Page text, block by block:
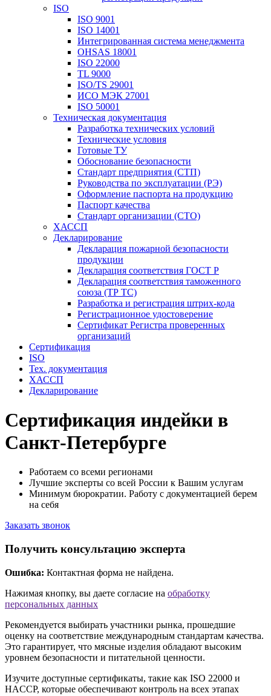
ISO
ISO 9001
ISO 14001
Интегрированная система менеджмента
OHSAS 18001
ISO 22000
TL 9000
ISO/TS 29001
ИСО МЭК 27001
ISO 50001
Техническая документация
Разработка технических условий
Технические условия
Готовые ТУ
Обоснование безопасности
Стандарт предприятия (СТП)
Руководства по эксплуатации (РЭ)
Оформление паспорта на продукцию
Паспорт качества
Стандарт организации (СТО)
ХАССП
Декларирование
Декларация пожарной безопасности
продукции
Декларация соответствия ГОСТ Р
Декларация соответствия таможенного
союза (ТР ТС)
Разработка и регистрация штрих-кода
Регистрационное удостоверение
Сертификат Регистра проверенных
организаций
Сертификация
ISO
Тех. документация
ХАССП
Декларирование
Сертификация индейки в
Санкт-Петербурге
Работаем со всеми регионами
Лучшие эксперты со всей России к Вашим услугам
Минимум бюрократии. Работу с документацией берем
на себя
Заказать звонок
Получить консультацию эксперта
Ошибка: Контактная форма не найдена.
Нажимая кнопку, вы даете согласие на обработку
персональных данных
Рекомендуется выбирать участники рынка, прошедшие
оценку на соответствие международным стандартам качества.
Это гарантирует, что мясные изделия обладают высоким
уровнем безопасности и питательной ценности.
Изучите доступные сертификаты, такие как ISO 22000 и
HACCP, которые обеспечивают контроль на всех этапах